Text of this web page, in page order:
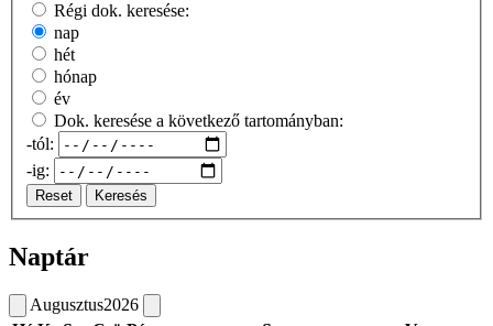
Régi dok. keresése:
nap
hét
hónap
év
Dok. keresése a következő tartományban:
-tól:
-ig:
Reset Keresés
Naptár
Augusztus2026